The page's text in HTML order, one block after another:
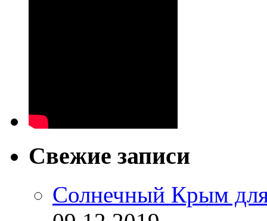
Свежие записи
Солнечный Крым